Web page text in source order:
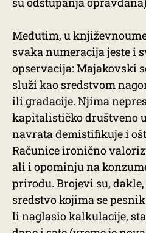
Međutim, u
svaka numeracija jeste i
opservacija: Majakovski
služi kao sredstvom
ili gradacije. Njima
kapitalističko društveno
navrata demistifikuje i
Računice ironično
ali i opominju na
prirodu. Brojevi su,
sredstvo kojima se
li naglasio kalkulacije,